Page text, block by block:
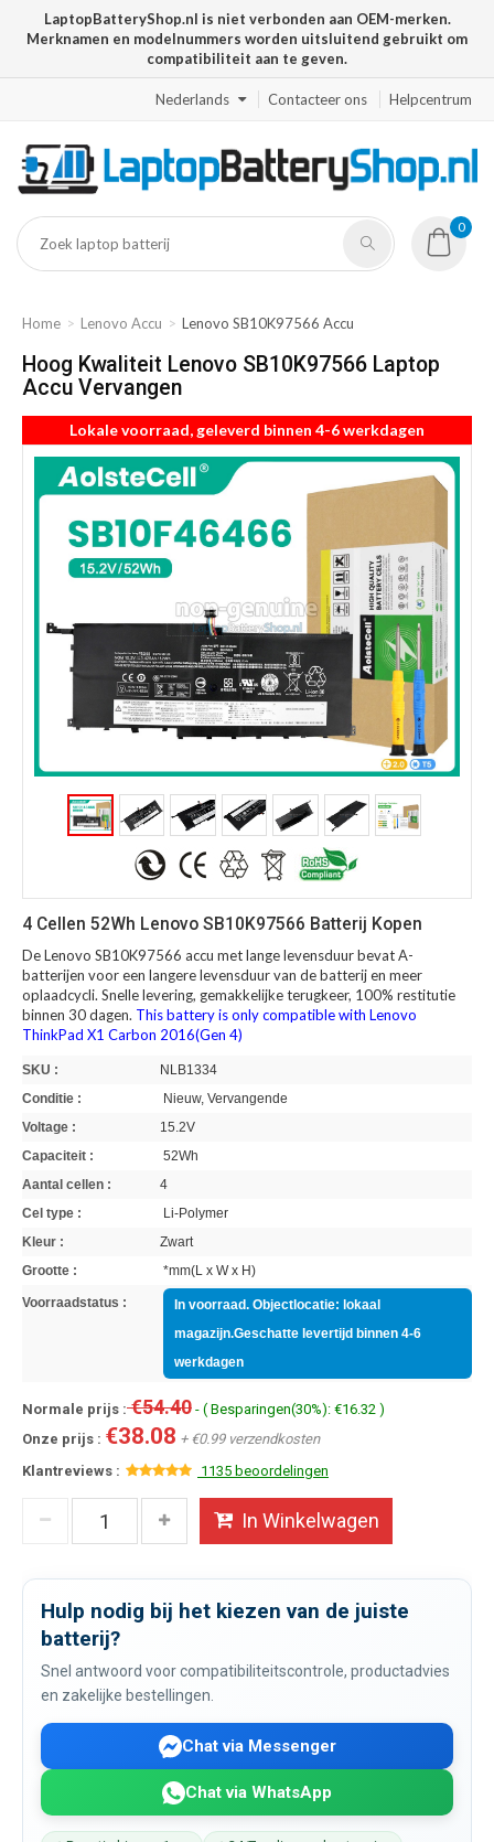
LaptopBatteryShop.nl is niet verbonden aan OEM-merken.
Merknamen en modelnummers worden uitsluitend gebruikt om
compatibiliteit aan te geven.
Nederlands Contacteer ons Helpcentrum
0
Home Lenovo Accu Lenovo SB10K97566 Accu
Hoog Kwaliteit Lenovo SB10K97566 Laptop
Accu Vervangen
Lokale voorraad, geleverd binnen 4-6 werkdagen
4 Cellen 52Wh Lenovo SB10K97566 Batterij Kopen
De Lenovo SB10K97566 accu met lange levensduur bevat A-
batterijen voor een langere levensduur van de batterij en meer
oplaadcycli. Snelle levering, gemakkelijke terugkeer, 100% restitutie
binnen 30 dagen. This battery is only compatible with Lenovo
ThinkPad X1 Carbon 2016(Gen 4)
SKU :
NLB1334
Conditie :
Nieuw, Vervangende
Voltage :
15.2V
Capaciteit :
52Wh
Aantal cellen :
4
Cel type :
Li-Polymer
Kleur :
Zwart
Grootte :
*mm(L x W x H)
Voorraadstatus :
In voorraad. Objectlocatie: lokaal
magazijn.Geschatte levertijd binnen 4-6
werkdagen
Normale prijs :€54.40 - ( Besparingen(30%): €16.32 )
Onze prijs : €38.08 + €0.99 verzendkosten
Klantreviews :
1135 beoordelingen
In Winkelwagen
Hulp nodig bij het kiezen van de juiste
batterij?
Snel antwoord voor compatibiliteitscontrole, productadvies
en zakelijke bestellingen.
Chat via Messenger
Chat via WhatsApp